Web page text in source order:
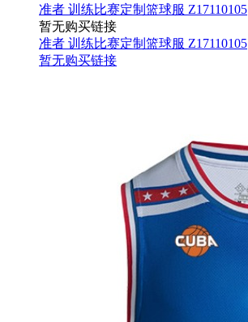
准者 训练比赛定制篮球服 Z17110105
暂无购买链接
准者 训练比赛定制篮球服 Z17110105
暂无购买链接